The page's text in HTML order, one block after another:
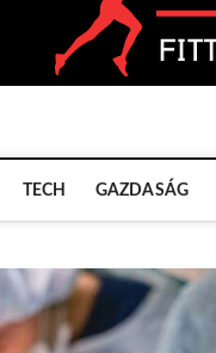
TECH GAZDASÁG